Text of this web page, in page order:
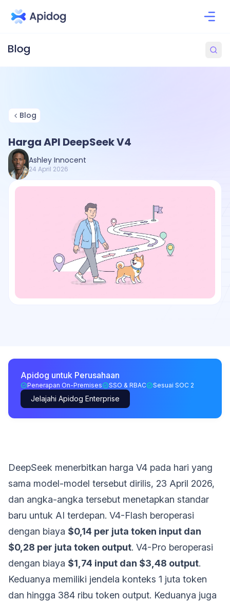
Blog
Harga API DeepSeek V4
Ashley Innocent
24 April 2026
Apidog untuk Perusahaan
Penerapan On-Premises SSO & RBAC Sesuai SOC 2
Jelajahi Apidog Enterprise
DeepSeek menerbitkan harga V4 pada hari yang
sama model-model tersebut dirilis, 23 April 2026,
dan angka-angka tersebut menetapkan standar
baru untuk AI terdepan. V4-Flash beroperasi
dengan biaya $0,14 per juta token input dan
$0,28 per juta token output. V4-Pro beroperasi
dengan biaya $1,74 input dan $3,48 output.
Keduanya memiliki jendela konteks 1 juta token
dan hingga 384 ribu token output. Keduanya juga